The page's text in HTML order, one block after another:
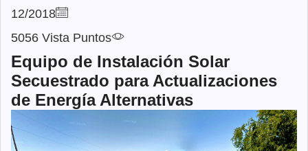
12/2018
5056 Vista Puntos
Equipo de Instalación Solar
Secuestrado para Actualizaciones
de Energía Alternativas